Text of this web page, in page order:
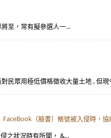
至，常有擬參選人一...
民眾用極低價格徵收大量土地 , 但現
（臉書）帳號被入侵時，
之狀況時有所聞， &...